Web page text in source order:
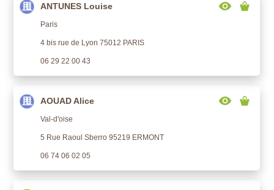
ANTUNES Louise
Paris
4 bis rue de Lyon 75012 PARIS
06 29 22 00 43
AOUAD Alice
Val-d'oise
5 Rue Raoul Sberro 95219 ERMONT
06 74 06 02 05